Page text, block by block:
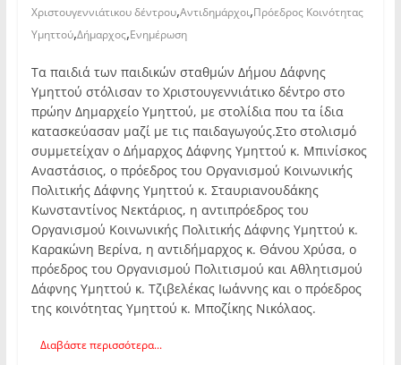
Χριστουγεννιάτικου δέντρου,Αντιδημάρχοι,Πρόεδρος Κοινότητας
Υμηττού,Δήμαρχος,Ενημέρωση
Τα παιδιά των παιδικών σταθμών Δήμου Δάφνης
Υμηττού στόλισαν το Χριστουγεννιάτικο δέντρο στο
πρώην Δημαρχείο Υμηττού, με στολίδια που τα ίδια
κατασκεύασαν μαζί με τις παιδαγωγούς.Στο στολισμό
συμμετείχαν ο Δήμαρχος Δάφνης Υμηττού κ. Μπινίσκος
Αναστάσιος, ο πρόεδρος του Οργανισμού Κοινωνικής
Πολιτικής Δάφνης Υμηττού κ. Σταυριανουδάκης
Κωνσταντίνος Νεκτάριος, η αντιπρόεδρος του
Οργανισμού Κοινωνικής Πολιτικής Δάφνης Υμηττού κ.
Καρακώνη Βερίνα, η αντιδήμαρχος κ. Θάνου Χρύσα, ο
πρόεδρος του Οργανισμού Πολιτισμού και Αθλητισμού
Δάφνης Υμηττού κ. Τζιβελέκας Ιωάννης και ο πρόεδρος
της κοινότητας Υμηττού κ. Μποζίκης Νικόλαος.
Διαβάστε περισσότερα...